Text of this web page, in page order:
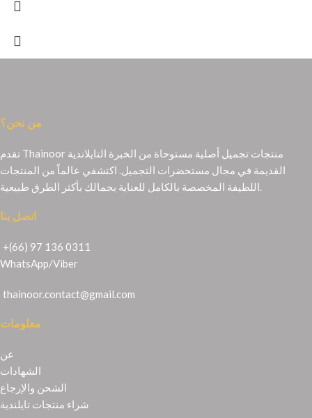
من نحن؟
تقدم Thainoor منتجات تجميل أصلية مستوحاة من الخبرة التايلاندية
القديمة في مجال مستحضرات التجميل. اكتشفي عالماً من المنتجات
اللطيفة المخصصة بالكامل للعناية بجمالك بأكثر الطرق طبيعية.
اتصل بنا
+(66) 97 136 0311
WhatsApp/Viber
thainoor.contact@gmail.com
معلومات
عن
الشهادات
الشحن والإرجاع
شراء منتجات تايلندية